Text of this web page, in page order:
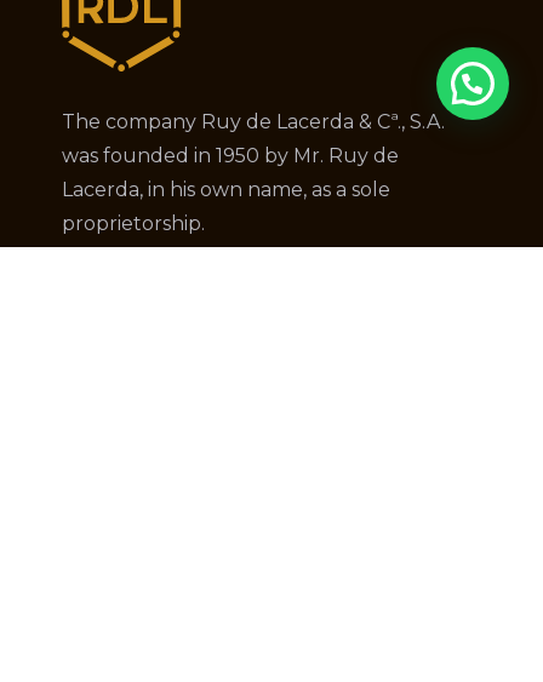
The company Ruy de Lacerda & Cª., S.A.
was founded in 1950 by Mr. Ruy de
Lacerda, in his own name, as a sole
proprietorship.